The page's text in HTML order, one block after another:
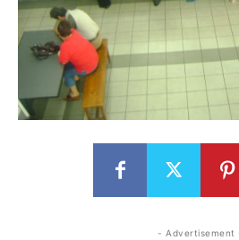
- Advertisement